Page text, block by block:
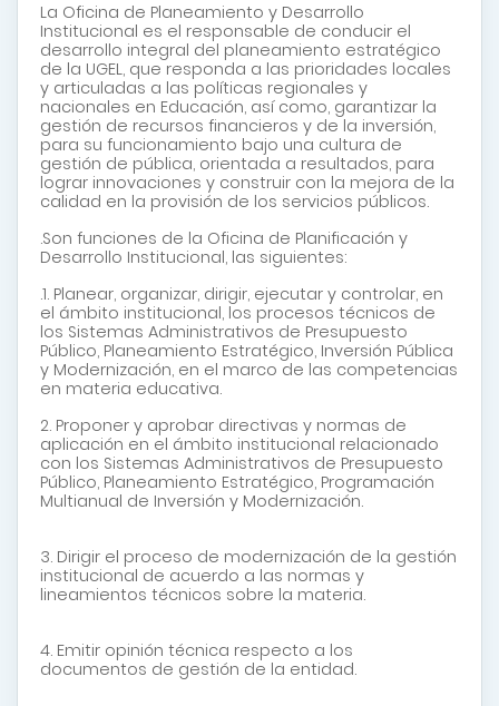
La Oficina de Planeamiento y Desarrollo
Institucional es el responsable de conducir el
desarrollo integral del planeamiento estratégico
de la UGEL, que responda a las prioridades locales
y articuladas a las políticas regionales y
nacionales en Educación, así como, garantizar la
gestión de recursos financieros y de la inversión,
para su funcionamiento bajo una cultura de
gestión de pública, orientada a resultados, para
lograr innovaciones y construir con la mejora de la
calidad en la provisión de los servicios públicos.
.Son funciones de la Oficina de Planificación y
Desarrollo Institucional, las siguientes:
.1. Planear, organizar, dirigir, ejecutar y controlar, en
el ámbito institucional, los procesos técnicos de
los Sistemas Administrativos de Presupuesto
Público, Planeamiento Estratégico, Inversión Pública
y Modernización, en el marco de las competencias
en materia educativa.
2. Proponer y aprobar directivas y normas de
aplicación en el ámbito institucional relacionado
con los Sistemas Administrativos de Presupuesto
Público, Planeamiento Estratégico, Programación
Multianual de Inversión y Modernización.
3. Dirigir el proceso de modernización de la gestión
institucional de acuerdo a las normas y
lineamientos técnicos sobre la materia.
4. Emitir opinión técnica respecto a los
documentos de gestión de la entidad.